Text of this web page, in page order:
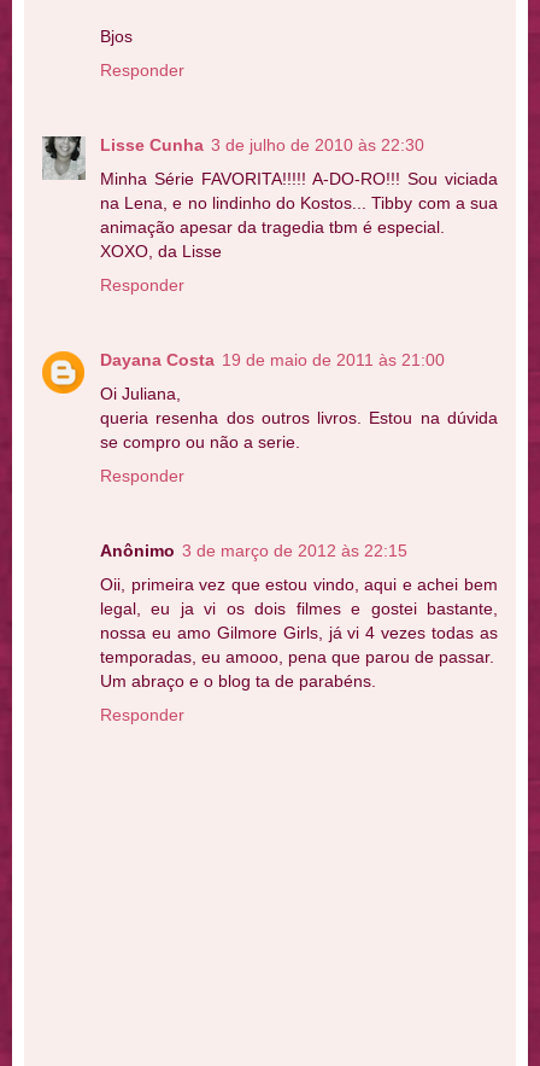
Bjos
Responder
Lisse Cunha 3 de julho de 2010 às 22:30
Minha Série FAVORITA!!!!! A-DO-RO!!! Sou viciada
na Lena, e no lindinho do Kostos... Tibby com a sua
animação apesar da tragedia tbm é especial.
XOXO, da Lisse
Responder
Dayana Costa 19 de maio de 2011 às 21:00
Oi Juliana,
queria resenha dos outros livros. Estou na dúvida
se compro ou não a serie.
Responder
Anônimo 3 de março de 2012 às 22:15
Oii, primeira vez que estou vindo, aqui e achei bem
legal, eu ja vi os dois filmes e gostei bastante,
nossa eu amo Gilmore Girls, já vi 4 vezes todas as
temporadas, eu amooo, pena que parou de passar.
Um abraço e o blog ta de parabéns.
Responder